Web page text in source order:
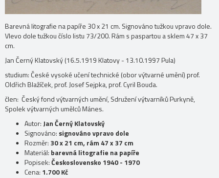
Barevná litografie na papíře 30 x 21 cm. Signováno tužkou vpravo dole.
Vlevo dole tužkou číslo listu 73/200. Rám s paspartou a sklem 47 x 37
cm.
Jan Černý Klatovský (16.5.1919 Klatovy - 13.10.1997 Pula)
studium: České vysoké učení technické (obor výtvarné umění) prof.
Oldřich Blažíček, prof. Josef Sejpka, prof. Cyril Bouda.
člen: Český fond výtvarných umění, Sdružení výtvarníků Purkyně,
Spolek výtvarných umělců Mánes.
Autor: Jan Černý Klatovský
Signováno: signováno vpravo dole
Rozměr: 30 x 21 cm, rám 47 x 37 cm
Materiál: barevná litografie na papíře
Popisek:Československo 1940 - 1970
Cena: 1.700 Kč